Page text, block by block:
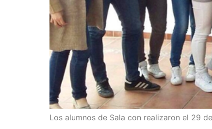
Los alumnos de Sala con realizaron el 29